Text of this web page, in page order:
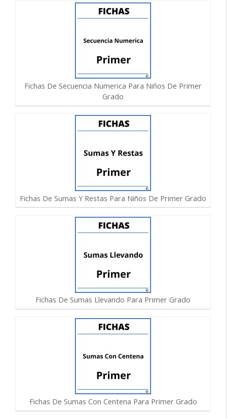
Fichas De Secuencia Numerica Para Niños De Primer
Grado
Fichas De Sumas Y Restas Para Niños De Primer Grado
Fichas De Sumas Llevando Para Primer Grado
Fichas De Sumas Con Centena Para Primer Grado